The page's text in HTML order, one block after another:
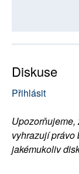
Diskuse
Přihlásit
Upozorňujeme,
vyhrazují právo
jakémukoliv